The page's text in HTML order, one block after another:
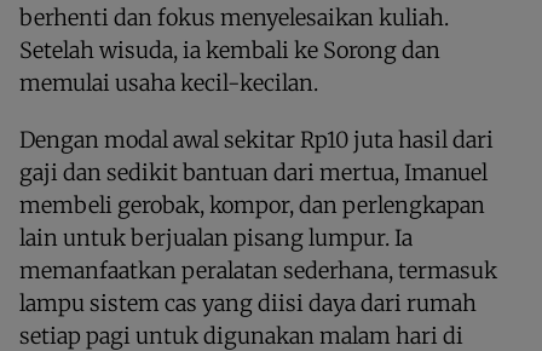
berhenti dan fokus menyelesaikan kuliah.
Setelah wisuda, ia kembali ke Sorong dan
memulai usaha kecil-kecilan.
Dengan modal awal sekitar Rp10 juta hasil dari
gaji dan sedikit bantuan dari mertua, Imanuel
membeli gerobak, kompor, dan perlengkapan
lain untuk berjualan pisang lumpur. Ia
memanfaatkan peralatan sederhana, termasuk
lampu sistem cas yang diisi daya dari rumah
setiap pagi untuk digunakan malam hari di